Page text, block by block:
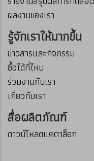
ผลงานของเรา
รู้จักเราให้มากขึ้น
ข่าวสารและกิจกรรม
ซื้อได้ที่ไหน
ร่วมงานกับเรา
เกี่ยวกับเรา
สื่อผลิตภัณฑ์
ดาวน์โหลดแคตาล็อก